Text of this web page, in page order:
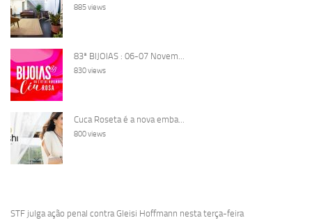
885 views
83ª BIJOIAS : 06-07 Novem...
830 views
Cuca Roseta é a nova emba...
800 views
STF julga ação penal contra Gleisi Hoffmann nesta terça-feira